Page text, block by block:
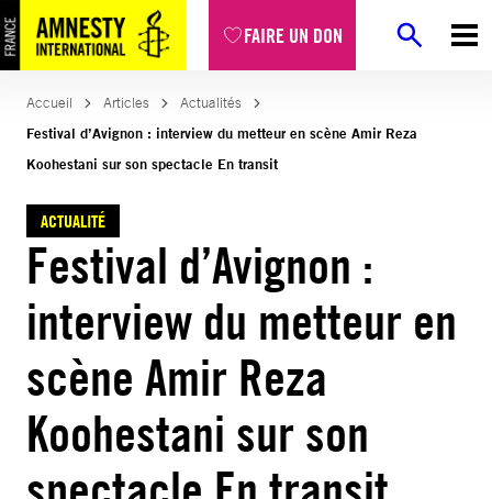
FAIRE UN DON
Aller
au
contenu
Accueil Articles
Actualités
Festival d’Avignon : interview du metteur en scène Amir Reza
Koohestani sur son spectacle En transit
ACTUALITÉ
Festival d’Avignon :
interview du metteur en
scène Amir Reza
Koohestani sur son